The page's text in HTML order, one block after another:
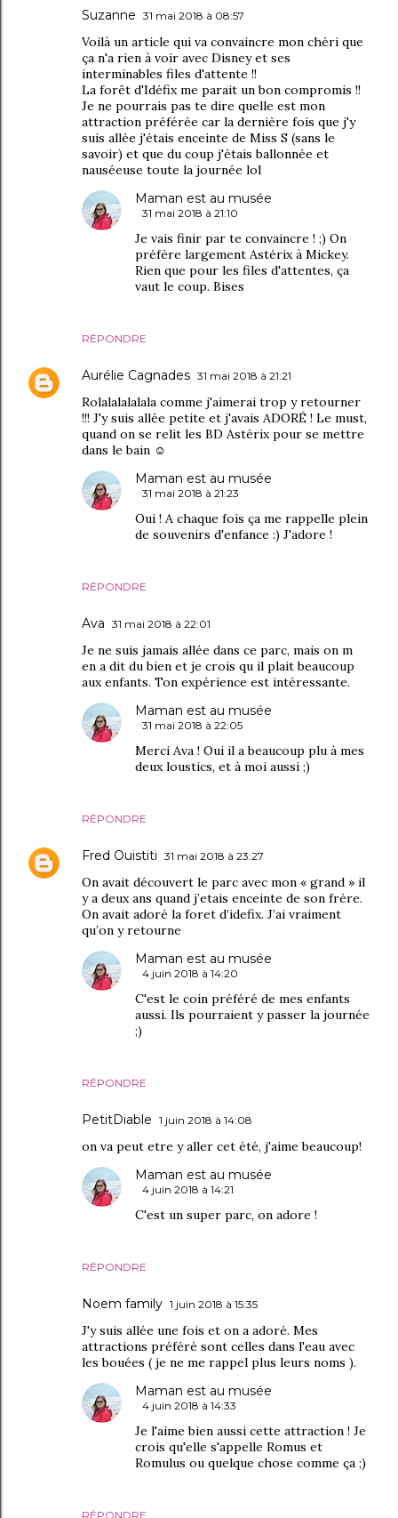
Suzanne 31 mai 2018 à 08:57
Voilà un article qui va convaincre mon chéri que
ça n'a rien à voir avec Disney et ses
interminables files d'attente !!
La forêt d'Idéfix me parait un bon compromis !!
Je ne pourrais pas te dire quelle est mon
attraction préférée car la dernière fois que j'y
suis allée j'étais enceinte de Miss S (sans le
savoir) et que du coup j'étais ballonnée et
nauséeuse toute la journée lol
RÉPONDRE
Maman est au musée
31 mai 2018 à 21:10
Je vais finir par te convaincre ! ;) On
préfère largement Astérix à Mickey.
Rien que pour les files d'attentes, ça
vaut le coup. Bises
Aurélie Cagnades 31 mai 2018 à 21:21
Rolalalalalala comme j'aimerai trop y retourner
!!! J'y suis allée petite et j'avais ADORÉ ! Le must,
quand on se relit les BD Astérix pour se mettre
dans le bain ☺
RÉPONDRE
Maman est au musée
31 mai 2018 à 21:23
Oui ! A chaque fois ça me rappelle plein
de souvenirs d'enfance :) J'adore !
Ava 31 mai 2018 à 22:01
Je ne suis jamais allée dans ce parc, mais on m
en a dit du bien et je crois qu il plait beaucoup
aux enfants. Ton expérience est intéressante.
RÉPONDRE
Maman est au musée
31 mai 2018 à 22:05
Merci Ava ! Oui il a beaucoup plu à mes
deux loustics, et à moi aussi ;)
Fred Ouistiti 31 mai 2018 à 23:27
On avait découvert le parc avec mon « grand » il
y a deux ans quand j’etais enceinte de son frère.
On avait adoré la foret d’idefix. J’ai vraiment
qu’on y retourne
RÉPONDRE
Maman est au musée
4 juin 2018 à 14:20
C'est le coin préféré de mes enfants
aussi. Ils pourraient y passer la journée
;)
PetitDiable 1 juin 2018 à 14:08
on va peut etre y aller cet été, j'aime beaucoup!
RÉPONDRE
Maman est au musée
4 juin 2018 à 14:21
C'est un super parc, on adore !
Noem family 1 juin 2018 à 15:35
J'y suis allée une fois et on a adoré. Mes
attractions préféré sont celles dans l'eau avec
les bouées ( je ne me rappel plus leurs noms ).
RÉPONDRE
Maman est au musée
4 juin 2018 à 14:33
Je l'aime bien aussi cette attraction ! Je
crois qu'elle s'appelle Romus et
Romulus ou quelque chose comme ça ;)